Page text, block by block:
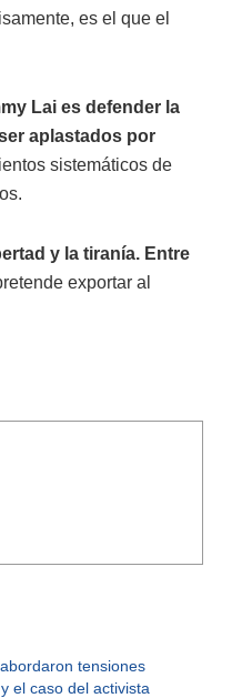
es el que el
Lai es defender la
aplastados por
sistemáticos de
y la tiranía. Entre
exportar al
tensiones
el caso del activista